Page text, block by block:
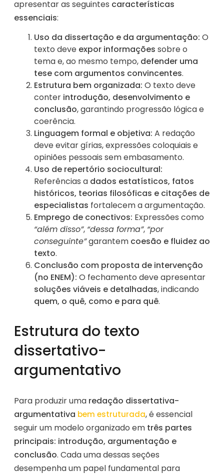
apresentar as seguintes características
essenciais:
Uso da dissertação e da argumentação: O
texto deve expor informações sobre o
tema e, ao mesmo tempo, defender uma
tese com argumentos convincentes.
Estrutura bem organizada: O texto deve
conter introdução, desenvolvimento e
conclusão, garantindo progressão lógica e
coerência.
Linguagem formal e objetiva: A redação
deve evitar gírias, expressões coloquiais e
opiniões pessoais sem embasamento.
Uso de repertório sociocultural:
Referências a dados estatísticos, fatos
históricos, teorias filosóficas e citações de
especialistas fortalecem a argumentação.
Emprego de conectivos: Expressões como
“além disso”, “dessa forma”, “por
conseguinte”garantem coesão e fluidez ao
texto.
Conclusão com proposta de intervenção
(no ENEM): O fechamento deve apresentar
soluções viáveis e detalhadas, indicando
quem, o quê, como e para quê.
Estrutura do texto
dissertativo-
argumentativo
Para produzir uma redação dissertativa-
argumentativa bem estruturada, é essencial
seguir um modelo organizado em três partes
principais: introdução, argumentação e
conclusão. Cada uma dessas seções
desempenha um papel fundamental para